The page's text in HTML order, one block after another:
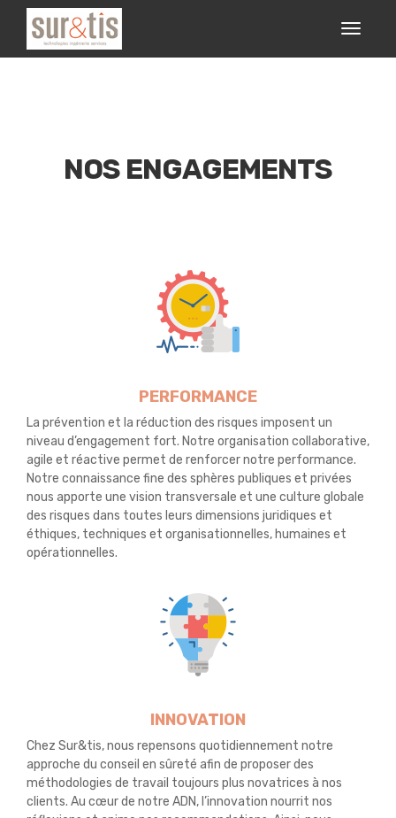
NOS ENGAGEMENTS
PERFORMANCE
La prévention et la réduction des risques imposent un
niveau d’engagement fort. Notre organisation collaborative,
agile et réactive permet de renforcer notre performance.
Notre connaissance fine des sphères publiques et privées
nous apporte une vision transversale et une culture globale
des risques dans toutes leurs dimensions juridiques et
éthiques, techniques et organisationnelles, humaines et
opérationnelles.
INNOVATION
Chez Sur&tis, nous repensons quotidiennement notre
approche du conseil en sûreté afin de proposer des
méthodologies de travail toujours plus novatrices à nos
clients. Au cœur de notre ADN, l’innovation nourrit nos